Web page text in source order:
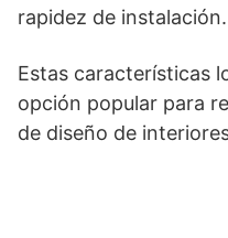
rapidez de instalación.
Estas características
opción popular para
de diseño de